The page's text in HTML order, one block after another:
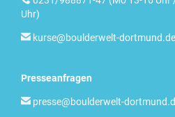
Uhr)
 kurse@boulderwelt-dortmund.de
Presseanfragen
 presse@boulderwelt-